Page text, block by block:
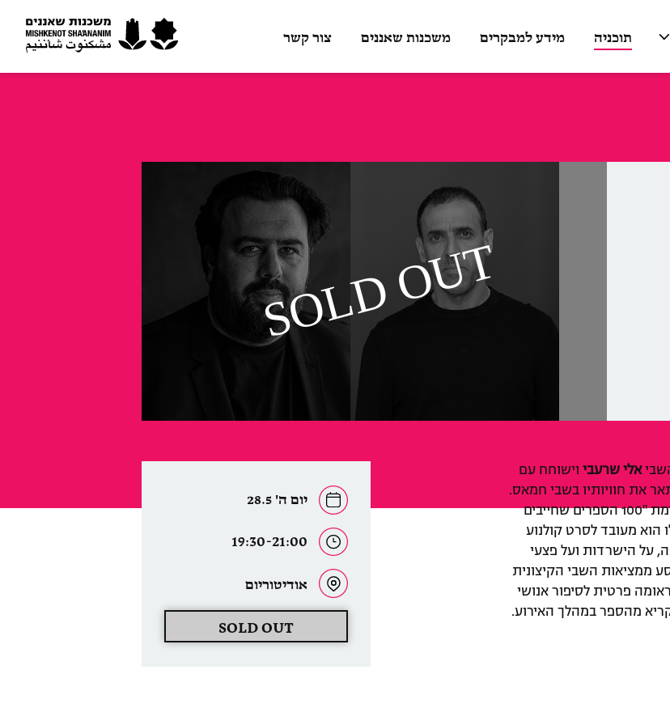
תוכניה מידע למבקרים משכנות שאננים צור קשר
יום ה' 28.5
19:30-21:00
אודיטוריום
SOLD OUT
אלי שרעביוישוחח עם
את חוויותיו בשבי חמאס.
הספר הפך במהרה לרב-מכר בינלאומי, נבחר לרשימת "100 הספרים שחייבים
אלו הוא מעובד לסרט קולנוע
על הישרדות ועל פצעי
ממציאות השבי הקיצונית
פרטית לסיפור אנושי
מהספר במהלך האירוע.